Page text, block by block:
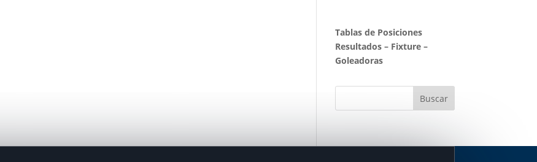
Tablas de Posiciones
Resultados – Fixture –
Goleadoras